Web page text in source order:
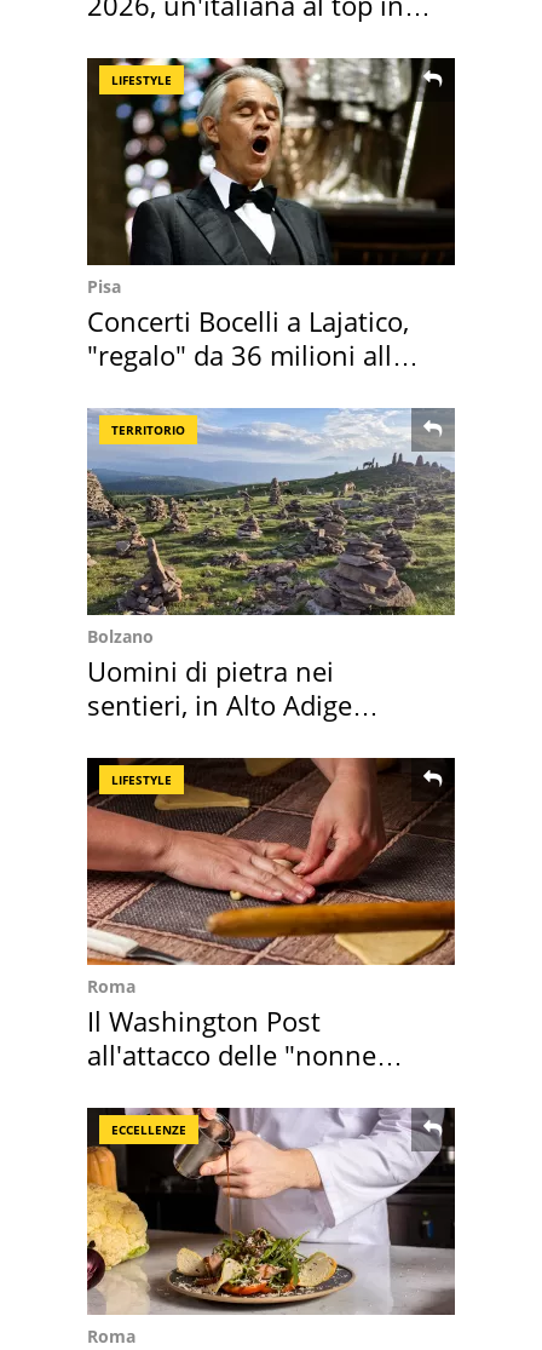
LIFESTYLE
Pisa
Concerti Bocelli a Lajatico,
"regalo" da 36 milioni alla
TERRITORIO
Bolzano
Uomini di pietra nei
sentieri, in Alto Adige
LIFESTYLE
Roma
Il Washington Post
all'attacco delle "nonne
ECCELLENZE
Roma